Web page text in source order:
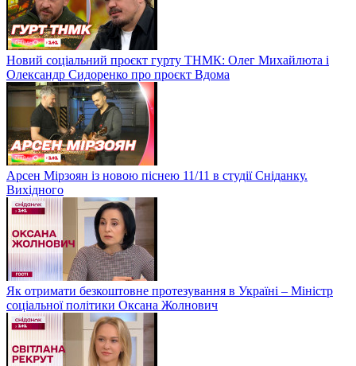
Новий соціальний проєкт гурту ТНМК: Олег Михайлюта і
Олександр Сидоренко про проєкт Вдома
Арсен Мірзоян із новою піснею 11/11 в студії Сніданку.
Вихідного
Як отримати безкоштовне протезування в Україні – Міністр
соціальної політики Оксана Жолнович